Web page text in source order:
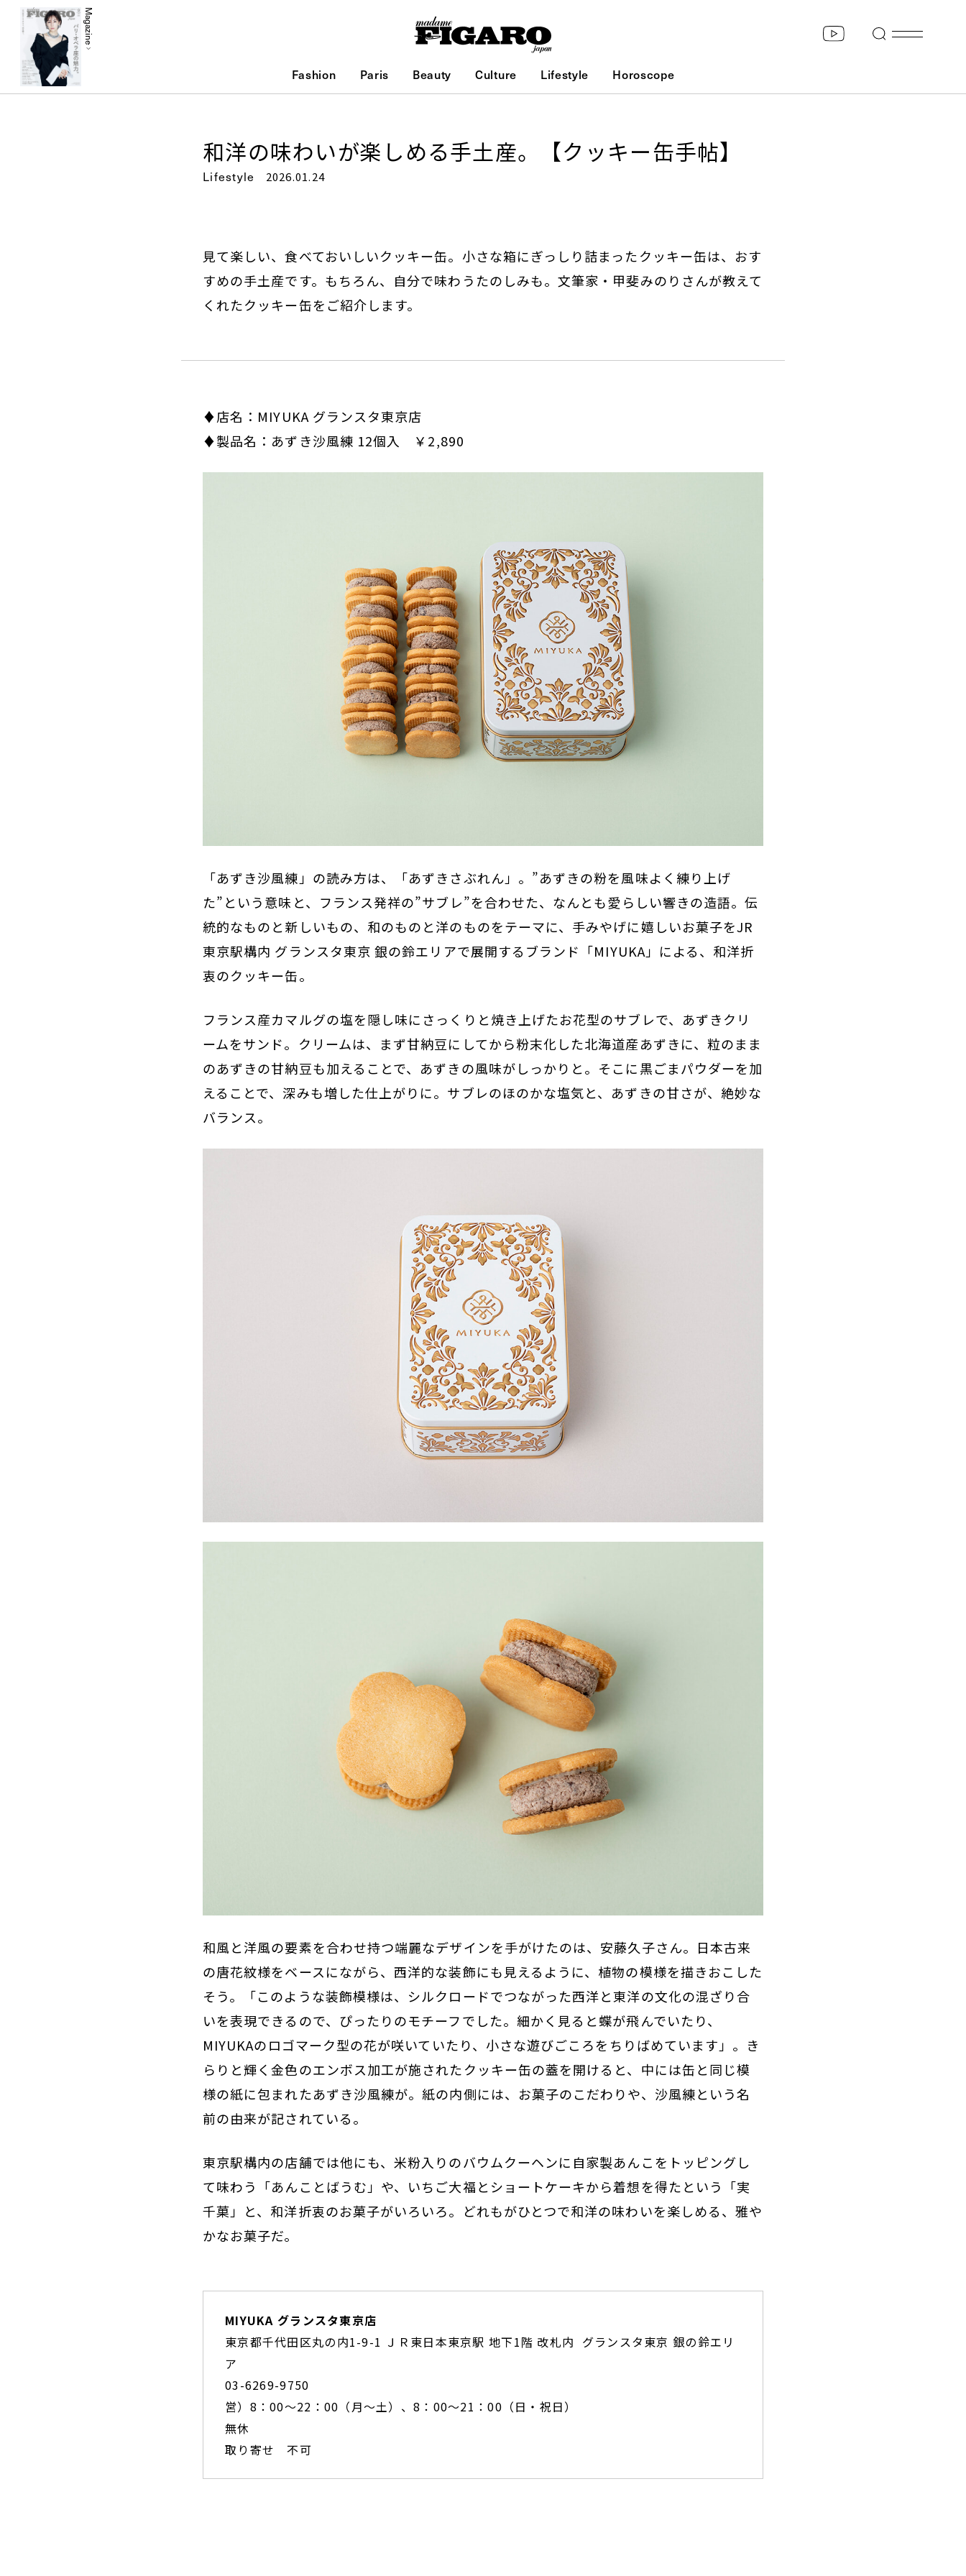
Magazine
Fashion Paris Beauty Culture Lifestyle Horoscope
和洋の味わいが楽しめる手土産。【クッキー缶手帖】
Lifestyle 2026.01.24
見て楽しい、食べておいしいクッキー缶。小さな箱にぎっしり詰まったクッキー缶は、おす
すめの手土産です。もちろん、自分で味わうたのしみも。文筆家・甲斐みのりさんが教えて
くれたクッキー缶をご紹介します。
♦店名：MIYUKA グランスタ東京店
♦製品名：あずき沙風練 12個入 ￥2,890
「あずき沙風練」の読み方は、「あずきさぶれん」。”あずきの粉を風味よく練り上げ
た”という意味と、フランス発祥の”サブレ”を合わせた、なんとも愛らしい響きの造語。伝
統的なものと新しいもの、和のものと洋のものをテーマに、手みやげに嬉しいお菓子をJR
東京駅構内 グランスタ東京 銀の鈴エリアで展開するブランド「MIYUKA」による、和洋折
衷のクッキー缶。
フランス産カマルグの塩を隠し味にさっくりと焼き上げたお花型のサブレで、あずきクリ
ームをサンド。クリームは、まず甘納豆にしてから粉末化した北海道産あずきに、粒のまま
のあずきの甘納豆も加えることで、あずきの風味がしっかりと。そこに黒ごまパウダーを加
えることで、深みも増した仕上がりに。サブレのほのかな塩気と、あずきの甘さが、絶妙な
バランス。
和風と洋風の要素を合わせ持つ端麗なデザインを手がけたのは、安藤久子さん。日本古来
の唐花紋様をベースにながら、西洋的な装飾にも見えるように、植物の模様を描きおこした
そう。「このような装飾模様は、シルクロードでつながった西洋と東洋の文化の混ざり合
いを表現できるので、ぴったりのモチーフでした。細かく見ると蝶が飛んでいたり、
MIYUKAのロゴマーク型の花が咲いていたり、小さな遊びごころをちりばめています」。き
らりと輝く金色のエンボス加工が施されたクッキー缶の蓋を開けると、中には缶と同じ模
様の紙に包まれたあずき沙風練が。紙の内側には、お菓子のこだわりや、沙風練という名
前の由来が記されている。
東京駅構内の店舗では他にも、米粉入りのバウムクーヘンに自家製あんこをトッピングし
て味わう「あんことばうむ」や、いちご大福とショートケーキから着想を得たという「実
千菓」と、和洋折衷のお菓子がいろいろ。どれもがひとつで和洋の味わいを楽しめる、雅や
かなお菓子だ。
MIYUKA グランスタ東京店
東京都千代田区丸の内1-9-1 ＪＲ東日本東京駅 地下1階 改札内 グランスタ東京 銀の鈴エリ
ア
03-6269-9750
営）8：00～22：00（月～土）、8：00～21：00（日・祝日）
無休
取り寄せ 不可